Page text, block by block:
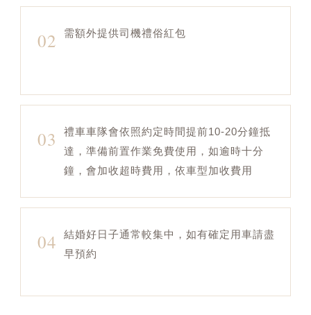
02 需額外提供司機禮俗紅包
03
禮車車隊會依照約定時間提前10-20分鐘抵
達，準備前置作業免費使用，如逾時十分
鐘，會加收超時費用，依車型加收費用
04
結婚好日子通常較集中，如有確定用車請盡
早預約